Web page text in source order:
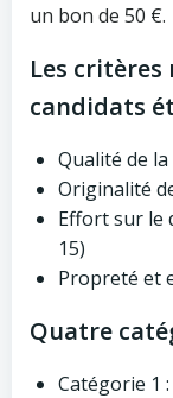
un bon de 50 €.
Les
candidats
Qualité de
Originalité
Effort sur le
15)
Propreté et
Quatre
Catégorie 1